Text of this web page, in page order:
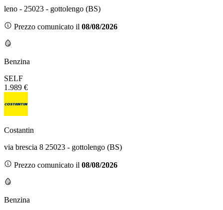
leno - 25023 - gottolengo (BS)
Prezzo comunicato il 08/08/2026
Benzina
SELF
1.989 €
Costantin
via brescia 8 25023 - gottolengo (BS)
Prezzo comunicato il 08/08/2026
Benzina